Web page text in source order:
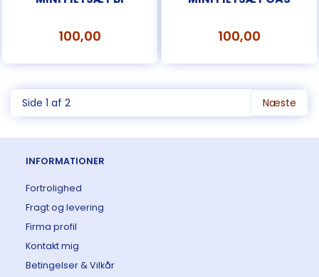
100,00 100,00
Side 1 af 2 Næste
INFORMATIONER
Fortrolighed
Fragt og levering
Firma profil
Kontakt mig
Betingelser & Vilkår